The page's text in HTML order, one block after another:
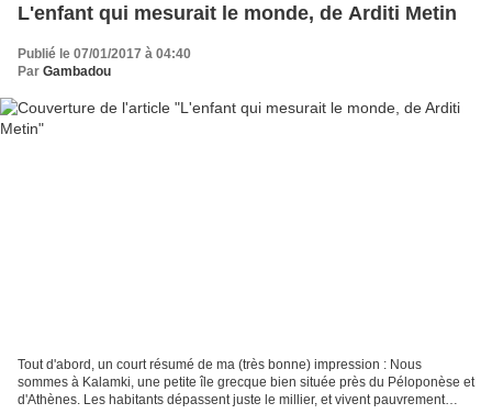
L'enfant qui mesurait le monde, de Arditi Metin
Publié le 07/01/2017 à 04:40
Par Gambadou
Tout d'abord, un court résumé de ma (très bonne) impression : Nous
sommes à Kalamki, une petite île grecque bien située près du Péloponèse et
d'Athènes. Les habitants dépassent juste le millier, et vivent pauvrement